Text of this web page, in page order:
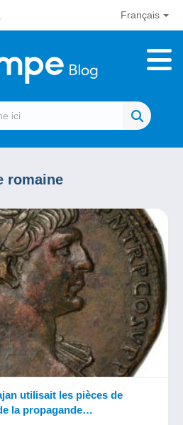
Français
romaine
utilisait les pièces de
la propagande…